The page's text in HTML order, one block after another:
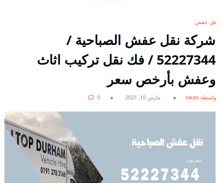
نقل عفش
شركة نقل عفش الصباحية /
52227344 / فك نقل تركيب اثاث
وعفش بأرخص سعر
بواسطة rwan مارس 10, 2021 0